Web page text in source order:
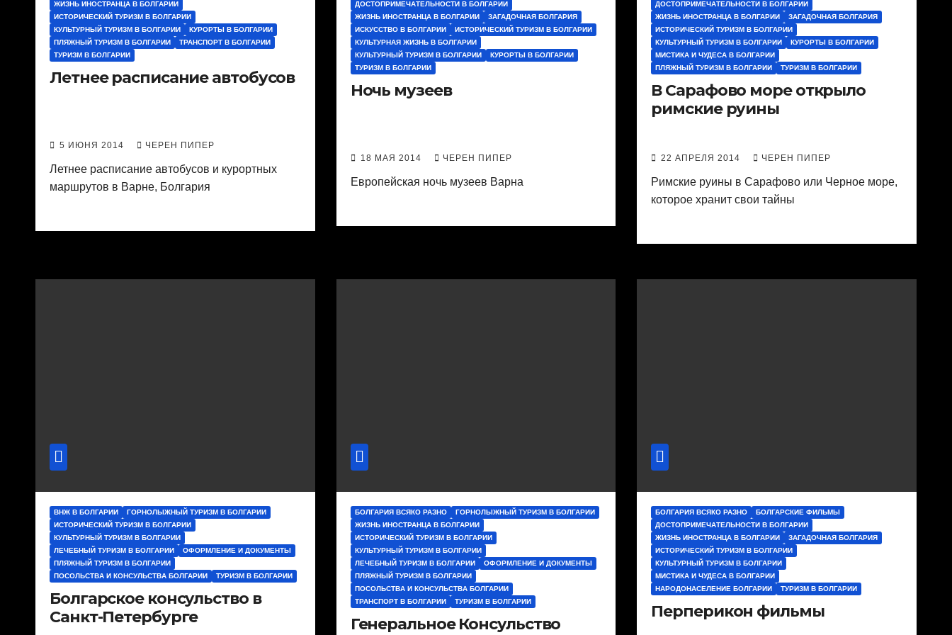
ЖИЗНЬ ИНОСТРАНЦА В БОЛГАРИИ
ИСТОРИЧЕСКИЙ ТУРИЗМ В БОЛГАРИИ
КУЛЬТУРНЫЙ ТУРИЗМ В БОЛГАРИИ
КУРОРТЫ В БОЛГАРИИ
ПЛЯЖНЫЙ ТУРИЗМ В БОЛГАРИИ
ТРАНСПОРТ В БОЛГАРИИ
ТУРИЗМ В БОЛГАРИИ
Летнее расписание автобусов
5 ИЮНЯ 2014 ЧЕРЕН ПИПЕР
Летнее расписание автобусов и курортных
маршрутов в Варне, Болгария
ДОСТОПРИМЕЧАТЕЛЬНОСТИ В БОЛГАРИИ
ЖИЗНЬ ИНОСТРАНЦА В БОЛГАРИИ
ЗАГАДОЧНАЯ БОЛГАРИЯ
ИСКУССТВО В БОЛГАРИИ
ИСТОРИЧЕСКИЙ ТУРИЗМ В БОЛГАРИИ
КУЛЬТУРНАЯ ЖИЗНЬ В БОЛГАРИИ
КУЛЬТУРНЫЙ ТУРИЗМ В БОЛГАРИИ
КУРОРТЫ В БОЛГАРИИ
ТУРИЗМ В БОЛГАРИИ
Ночь музеев
18 МАЯ 2014 ЧЕРЕН ПИПЕР
Европейская ночь музеев Варна
ДОСТОПРИМЕЧАТЕЛЬНОСТИ В БОЛГАРИИ
ЖИЗНЬ ИНОСТРАНЦА В БОЛГАРИИ
ЗАГАДОЧНАЯ БОЛГАРИЯ
ИСТОРИЧЕСКИЙ ТУРИЗМ В БОЛГАРИИ
КУЛЬТУРНЫЙ ТУРИЗМ В БОЛГАРИИ
КУРОРТЫ В БОЛГАРИИ
МИСТИКА И ЧУДЕСА В БОЛГАРИИ
ПЛЯЖНЫЙ ТУРИЗМ В БОЛГАРИИ
ТУРИЗМ В БОЛГАРИИ
В Сарафово море открыло
римские руины
22 АПРЕЛЯ 2014 ЧЕРЕН ПИПЕР
Римские руины в Сарафово или Черное море,
которое хранит свои тайны
ВНЖ В БОЛГАРИИ
ГОРНОЛЫЖНЫЙ ТУРИЗМ В БОЛГАРИИ
ИСТОРИЧЕСКИЙ ТУРИЗМ В БОЛГАРИИ
КУЛЬТУРНЫЙ ТУРИЗМ В БОЛГАРИИ
ЛЕЧЕБНЫЙ ТУРИЗМ В БОЛГАРИИ
ОФОРМЛЕНИЕ И ДОКУМЕНТЫ
ПЛЯЖНЫЙ ТУРИЗМ В БОЛГАРИИ
ПОСОЛЬСТВА И КОНСУЛЬСТВА БОЛГАРИИ
ТУРИЗМ В БОЛГАРИИ
Болгарское консульство в
Санкт-Петербурге
БОЛГАРИЯ ВСЯКО РАЗНО
ГОРНОЛЫЖНЫЙ ТУРИЗМ В БОЛГАРИИ
ЖИЗНЬ ИНОСТРАНЦА В БОЛГАРИИ
ИСТОРИЧЕСКИЙ ТУРИЗМ В БОЛГАРИИ
КУЛЬТУРНЫЙ ТУРИЗМ В БОЛГАРИИ
ЛЕЧЕБНЫЙ ТУРИЗМ В БОЛГАРИИ
ОФОРМЛЕНИЕ И ДОКУМЕНТЫ
ПЛЯЖНЫЙ ТУРИЗМ В БОЛГАРИИ
ПОСОЛЬСТВА И КОНСУЛЬСТВА БОЛГАРИИ
ТРАНСПОРТ В БОЛГАРИИ
ТУРИЗМ В БОЛГАРИИ
Генеральное Консульство
БОЛГАРИЯ ВСЯКО РАЗНО
БОЛГАРСКИЕ ФИЛЬМЫ
ДОСТОПРИМЕЧАТЕЛЬНОСТИ В БОЛГАРИИ
ЖИЗНЬ ИНОСТРАНЦА В БОЛГАРИИ
ЗАГАДОЧНАЯ БОЛГАРИЯ
ИСТОРИЧЕСКИЙ ТУРИЗМ В БОЛГАРИИ
КУЛЬТУРНЫЙ ТУРИЗМ В БОЛГАРИИ
МИСТИКА И ЧУДЕСА В БОЛГАРИИ
НАРОДОНАСЕЛЕНИЕ БОЛГАРИИ
ТУРИЗМ В БОЛГАРИИ
Перперикон фильмы